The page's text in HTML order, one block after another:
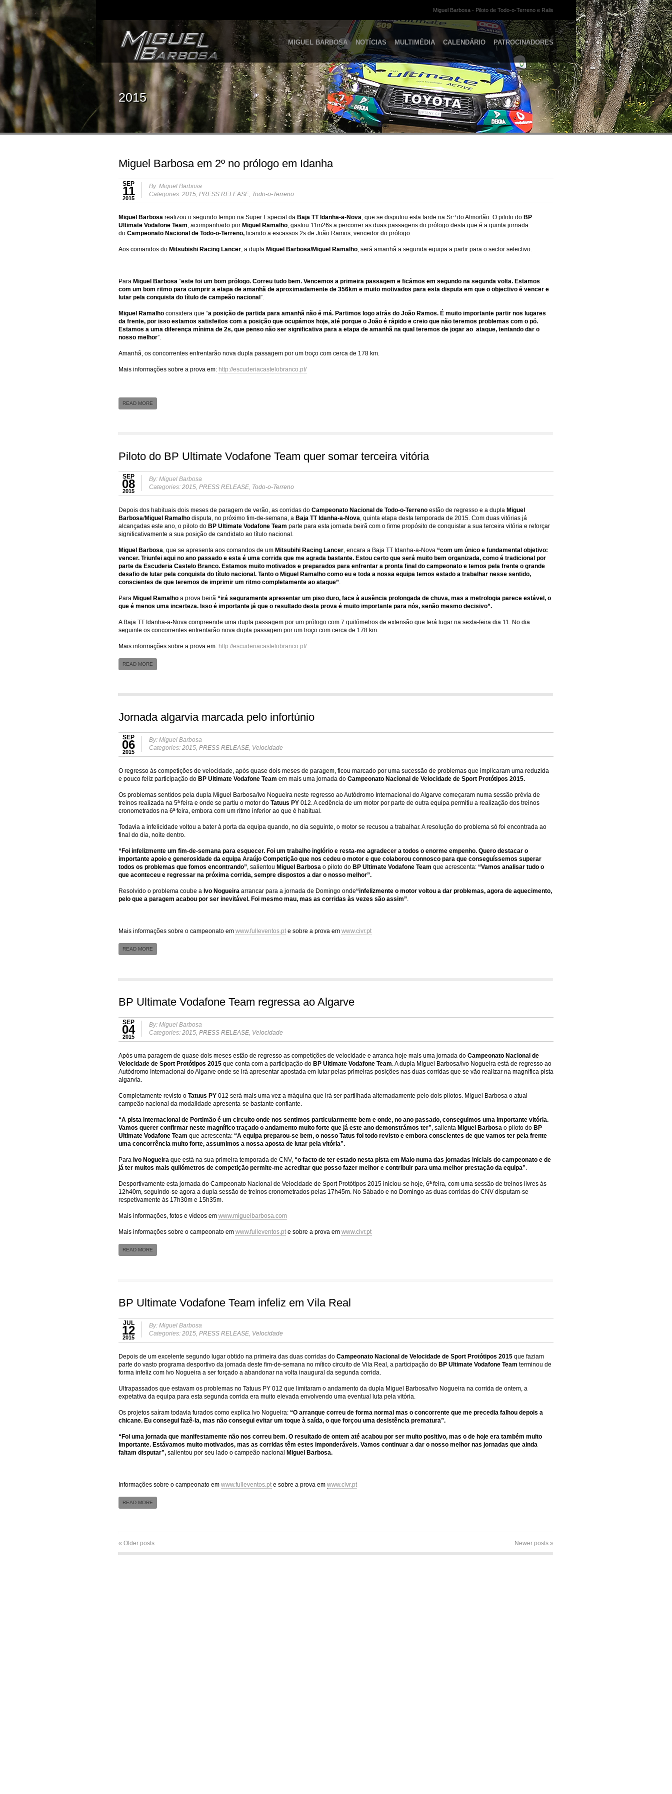
Miguel Barbosa - Piloto de Todo-o-Terreno e Ralis
MIGUEL BARBOSA NOTÍCIAS MULTIMÉDIA CALENDÁRIO PATROCINADORES
2015
Miguel Barbosa em 2º no prólogo em Idanha
SEP
11
2015
By: Miguel Barbosa
Categories: 2015, PRESS RELEASE, Todo-o-Terreno
Miguel Barbosa realizou o segundo tempo na Super Especial da Baja TT Idanha-a-Nova, que se disputou esta tarde na Sr.ª do Almortão. O piloto do BP
Ultimate Vodafone Team, acompanhado por Miguel Ramalho, gastou 11m26s a percorrer as duas passagens do prólogo desta que é a quinta jornada
do Campeonato Nacional de Todo-o-Terreno, ficando a escassos 2s de João Ramos, vencedor do prólogo.
Aos comandos do Mitsubishi Racing Lancer, a dupla Miguel Barbosa/Miguel Ramalho, será amanhã a segunda equipa a partir para o sector selectivo.
Para Miguel Barbosa “este foi um bom prólogo. Correu tudo bem. Vencemos a primeira passagem e ficámos em segundo na segunda volta. Estamos
com um bom ritmo para cumprir a etapa de amanhã de aproximadamente de 356km e muito motivados para esta disputa em que o objectivo é vencer e
lutar pela conquista do título de campeão nacional ”.
Miguel Ramalho considera que “a posição de partida para amanhã não é má. Partimos logo atrás do João Ramos. É muito importante partir nos lugares
da frente, por isso estamos satisfeitos com a posição que ocupámos hoje, até porque o João é rápido e creio que não teremos problemas com o pó.
Estamos a uma diferença mínima de 2s, que penso não ser significativa para a etapa de amanhã na qual teremos de jogar ao ataque, tentando dar o
nosso melhor”.
Amanhã, os concorrentes enfrentarão nova dupla passagem por um troço com cerca de 178 km.
Mais informações sobre a prova em: http://escuderiacastelobranco.pt/
READ MORE
Piloto do BP Ultimate Vodafone Team quer somar terceira vitória
SEP
08
2015
By: Miguel Barbosa
Categories: 2015, PRESS RELEASE, Todo-o-Terreno
Depois dos habituais dois meses de paragem de verão, as corridas do Campeonato Nacional de Todo-o-Terreno estão de regresso e a dupla Miguel
Barbosa/Miguel Ramalho disputa, no próximo fim-de-semana, a Baja TT Idanha-a-Nova, quinta etapa desta temporada de 2015. Com duas vitórias já
alcançadas este ano, o piloto do BP Ultimate Vodafone Team parte para esta jornada beirã com o firme propósito de conquistar a sua terceira vitória e reforçar
significativamente a sua posição de candidato ao título nacional.
Miguel Barbosa, que se apresenta aos comandos de um Mitsubihi Racing Lancer, encara a Baja TT Idanha-a-Nova “com um único e fundamental objetivo:
vencer. Triunfei aqui no ano passado e esta é uma corrida que me agrada bastante. Estou certo que será muito bem organizada, como é tradicional por
parte da Escuderia Castelo Branco. Estamos muito motivados e preparados para enfrentar a pronta final do campeonato e temos pela frente o grande
desafio de lutar pela conquista do título nacional. Tanto o Miguel Ramalho como eu e toda a nossa equipa temos estado a trabalhar nesse sentido,
conscientes de que teremos de imprimir um ritmo completamente ao ataque”.
Para Miguel Ramalho a prova beirã “irá seguramente apresentar um piso duro, face à ausência prolongada de chuva, mas a metrologia parece estável, o
que é menos uma incerteza. Isso é importante já que o resultado desta prova é muito importante para nós, senão mesmo decisivo”.
A Baja TT Idanha-a-Nova compreende uma dupla passagem por um prólogo com 7 quilómetros de extensão que terá lugar na sexta-feira dia 11. No dia
seguinte os concorrentes enfrentarão nova dupla passagem por um troço com cerca de 178 km.
Mais informações sobre a prova em: http://escuderiacastelobranco.pt/
READ MORE
Jornada algarvia marcada pelo infortúnio
SEP
06
2015
By: Miguel Barbosa
Categories: 2015, PRESS RELEASE, Velocidade
O regresso às competições de velocidade, após quase dois meses de paragem, ficou marcado por uma sucessão de problemas que implicaram uma reduzida
e pouco feliz participação do BP Ultimate Vodafone Team em mais uma jornada do Campeonato Nacional de Velocidade de Sport Protótipos 2015.
Os problemas sentidos pela dupla Miguel Barbosa/Ivo Nogueira neste regresso ao Autódromo Internacional do Algarve começaram numa sessão prévia de
treinos realizada na 5ª feira e onde se partiu o motor do Tatuus PY 012. A cedência de um motor por parte de outra equipa permitiu a realização dos treinos
cronometrados na 6ª feira, embora com um ritmo inferior ao que é habitual.
Todavia a infelicidade voltou a bater à porta da equipa quando, no dia seguinte, o motor se recusou a trabalhar. A resolução do problema só foi encontrada ao
final do dia, noite dentro.
“Foi infelizmente um fim-de-semana para esquecer. Foi um trabalho inglório e resta-me agradecer a todos o enorme empenho. Quero destacar o
importante apoio e generosidade da equipa Araújo Competição que nos cedeu o motor e que colaborou connosco para que conseguíssemos superar
todos os problemas que fomos encontrando”, salientou Miguel Barbosa o piloto do BP Ultimate Vodafone Team que acrescenta: “Vamos analisar tudo o
que aconteceu e regressar na próxima corrida, sempre dispostos a dar o nosso melhor”.
Resolvido o problema coube a Ivo Nogueira arrancar para a jornada de Domingo onde“infelizmente o motor voltou a dar problemas, agora de aquecimento,
pelo que a paragem acabou por ser inevitável. Foi mesmo mau, mas as corridas às vezes são assim”.
Mais informações sobre o campeonato em www.fulleventos.pt e sobre a prova em www.civr.pt
READ MORE
BP Ultimate Vodafone Team regressa ao Algarve
SEP
04
2015
By: Miguel Barbosa
Categories: 2015, PRESS RELEASE, Velocidade
Após uma paragem de quase dois meses estão de regresso as competições de velocidade e arranca hoje mais uma jornada do Campeonato Nacional de
Velocidade de Sport Protótipos 2015 que conta com a participação do BP Ultimate Vodafone Team. A dupla Miguel Barbosa/Ivo Nogueira está de regresso ao
Autódromo Internacional do Algarve onde se irá apresentar apostada em lutar pelas primeiras posições nas duas corridas que se vão realizar na magnífica pista
algarvia.
Completamente revisto o Tatuus PY 012 será mais uma vez a máquina que irá ser partilhada alternadamente pelo dois pilotos. Miguel Barbosa o atual
campeão nacional da modalidade apresenta-se bastante confiante.
“A pista internacional de Portimão é um circuito onde nos sentimos particularmente bem e onde, no ano passado, conseguimos uma importante vitória.
Vamos querer confirmar neste magnífico traçado o andamento muito forte que já este ano demonstrámos ter”, salienta Miguel Barbosa o piloto do BP
Ultimate Vodafone Team que acrescenta: “A equipa preparou-se bem, o nosso Tatus foi todo revisto e embora conscientes de que vamos ter pela frente
uma concorrência muito forte, assumimos a nossa aposta de lutar pela vitória”.
Para Ivo Nogueira que está na sua primeira temporada de CNV, “o facto de ter estado nesta pista em Maio numa das jornadas iniciais do campeonato e de
já ter muitos mais quilómetros de competição permite-me acreditar que posso fazer melhor e contribuir para uma melhor prestação da equipa”.
Desportivamente esta jornada do Campeonato Nacional de Velocidade de Sport Protótipos 2015 iniciou-se hoje, 6ª feira, com uma sessão de treinos livres às
12h40m, seguindo-se agora a dupla sessão de treinos cronometrados pelas 17h45m. No Sábado e no Domingo as duas corridas do CNV disputam-se
respetivamente às 17h30m e 15h35m.
Mais informações, fotos e vídeos em www.miguelbarbosa.com
Mais informações sobre o campeonato em www.fulleventos.pt e sobre a prova em www.civr.pt
READ MORE
BP Ultimate Vodafone Team infeliz em Vila Real
JUL
12
2015
By: Miguel Barbosa
Categories: 2015, PRESS RELEASE, Velocidade
Depois de um excelente segundo lugar obtido na primeira das duas corridas do Campeonato Nacional de Velocidade de Sport Protótipos 2015 que faziam
parte do vasto programa desportivo da jornada deste fim-de-semana no mítico circuito de Vila Real, a participação do BP Ultimate Vodafone Team terminou de
forma infeliz com Ivo Nogueira a ser forçado a abandonar na volta inaugural da segunda corrida.
Ultrapassados que estavam os problemas no Tatuus PY 012 que limitaram o andamento da dupla Miguel Barbosa/Ivo Nogueira na corrida de ontem, a
expetativa da equipa para esta segunda corrida era muito elevada envolvendo uma eventual luta pela vitória.
Os projetos saíram todavia furados como explica Ivo Nogueira: “O arranque correu de forma normal mas o concorrente que me precedia falhou depois a
chicane. Eu consegui fazê-la, mas não consegui evitar um toque à saída, o que forçou uma desistência prematura”.
“Foi uma jornada que manifestamente não nos correu bem. O resultado de ontem até acabou por ser muito positivo, mas o de hoje era também muito
importante. Estávamos muito motivados, mas as corridas têm estes imponderáveis. Vamos continuar a dar o nosso melhor nas jornadas que ainda
faltam disputar”, salientou por seu lado o campeão nacional Miguel Barbosa.
Informações sobre o campeonato em www.fulleventos.pt e sobre a prova em www.civr.pt
READ MORE
« Older posts Newer posts »